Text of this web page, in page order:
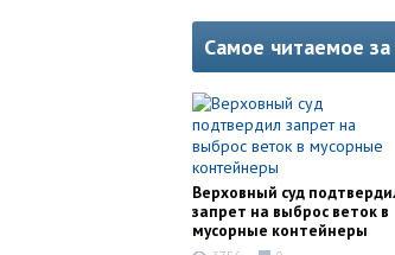
Самое читаемое
Верховный суд
запрет на выброс веток в
мусорные контейнеры